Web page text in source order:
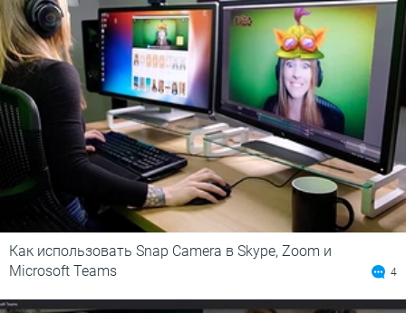
Как использовать Snap Camera в Skype, Zoom и
Microsoft Teams
4